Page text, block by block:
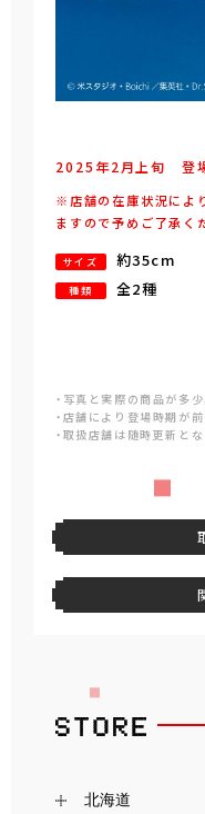
2025年2月 上旬 登
※店舗の在庫状況によ
ますので予めご了承く
サイズ 約35cm
種類 全2種
・写真と実際の商品が多
・店舗により登場時期が
・取扱店舗は随時更新とな
北海道